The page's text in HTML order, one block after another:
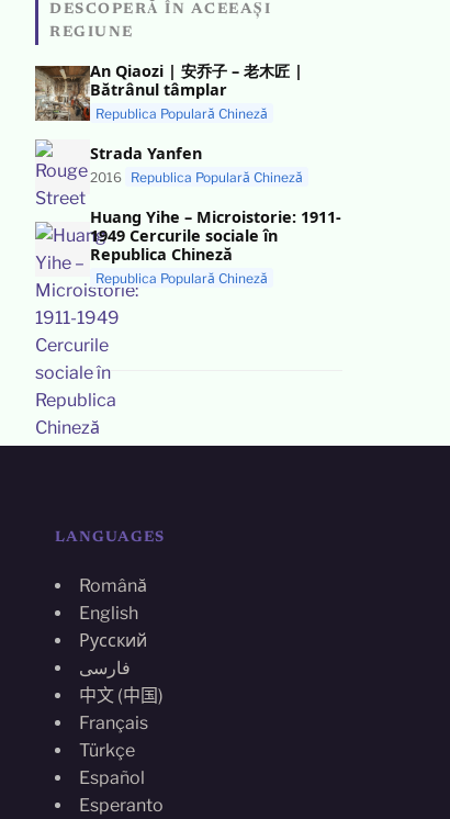
DESCOPERĂ ÎN ACEEAȘI
REGIUNE
An Qiaozi | 安乔子 – 老木匠 |
Bătrânul tâmplar
Republica Populară Chineză
Strada Yanfen
2016 Republica Populară Chineză
Huang Yihe – Microistorie: 1911-
1949 Cercurile sociale în
Republica Chineză
Republica Populară Chineză
LANGUAGES
Română
English
Русский
فارسی
中文 (中国)
Français
Türkçe
Español
Esperanto